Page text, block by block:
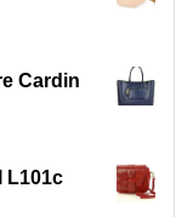
Cardin
L101c